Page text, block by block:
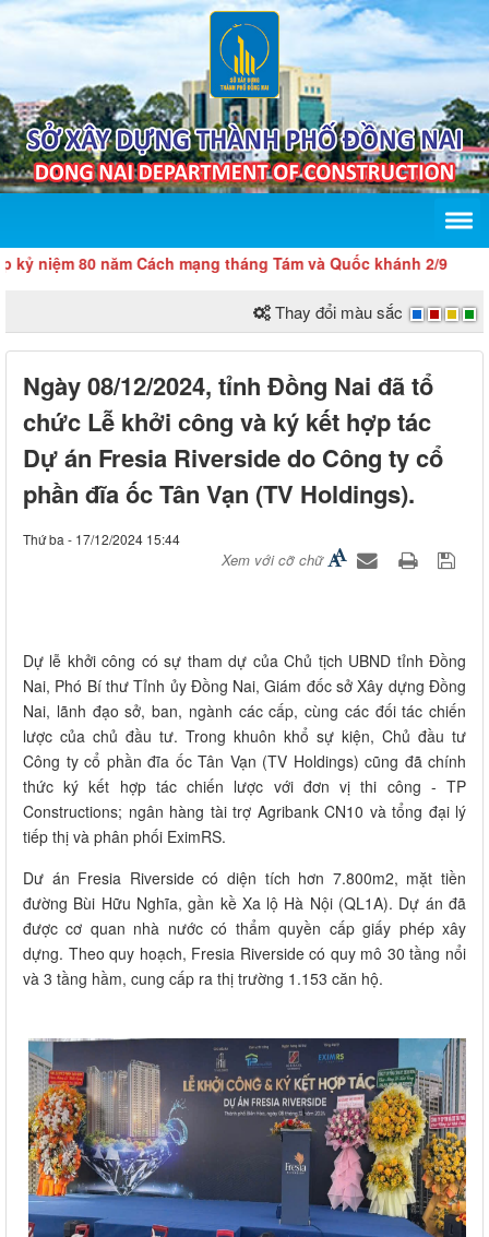
80 năm Cách mạng tháng Tám và Quốc khánh 2/9
Thay đổi màu sắc
Ngày 08/12/2024, tỉnh Đồng Nai đã tổ
chức Lễ khởi công và ký kết hợp tác
Dự án Fresia Riverside do Công ty cổ
phần đĩa ốc Tân Vạn (TV Holdings).
Thứ ba - 17/12/2024 15:44
Xem với cỡ chữ
Dự lễ khởi công có sự tham dự của Chủ tịch UBND tỉnh Đồng
Nai, Phó Bí thư Tỉnh ủy Đồng Nai, Giám đốc sở Xây dựng Đồng
Nai, lãnh đạo sở, ban, ngành các cấp, cùng các đối tác chiến
lược của chủ đầu tư. Trong khuôn khổ sự kiện, Chủ đầu tư
Công ty cổ phần đĩa ốc Tân Vạn (TV Holdings) cũng đã chính
thức ký kết hợp tác chiến lược với đơn vị thi công - TP
Constructions; ngân hàng tài trợ Agribank CN10 và tổng đại lý
tiếp thị và phân phối EximRS.
Dư án Fresia Riverside có diện tích hơn 7.800m2, mặt tiền
đường Bùi Hữu Nghĩa, gần kề Xa lộ Hà Nội (QL1A). Dự án đã
được cơ quan nhà nước có thẩm quyền cấp giấy phép xây
dựng. Theo quy hoạch, Fresia Riverside có quy mô 30 tầng nổi
và 3 tầng hầm, cung cấp ra thị trường 1.153 căn hộ.